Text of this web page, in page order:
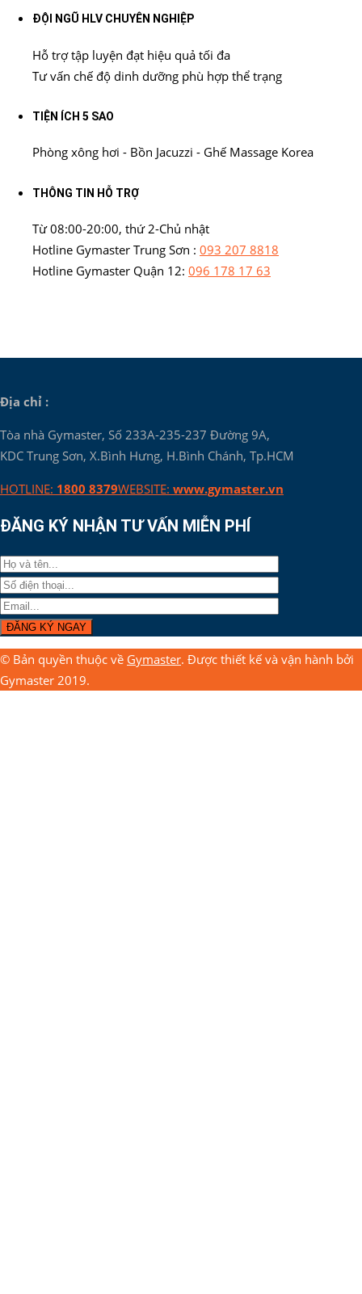
ĐỘI NGŨ HLV CHUYÊN NGHIỆP
Hỗ trợ tập luyện đạt hiệu quả tối đa
Tư vấn chế độ dinh dưỡng phù hợp thể trạng
TIỆN ÍCH 5 SAO
Phòng xông hơi - Bồn Jacuzzi - Ghế Massage Korea
THÔNG TIN HỖ TRỢ
Từ 08:00-20:00, thứ 2-Chủ nhật
Hotline Gymaster Trung Sơn : 093 207 8818
Hotline Gymaster Quận 12: 096 178 17 63
Địa chỉ :
Tòa nhà Gymaster, Số 233A-235-237 Đường 9A,
KDC Trung Sơn, X.Bình Hưng, H.Bình Chánh, Tp.HCM
HOTLINE: 1800 8379WEBSITE: www.gymaster.vn
ĐĂNG KÝ NHẬN TƯ VẤN MIỄN PHÍ
© Bản quyền thuộc về Gymaster. Được thiết kế và vận hành bởi
Gymaster 2019.